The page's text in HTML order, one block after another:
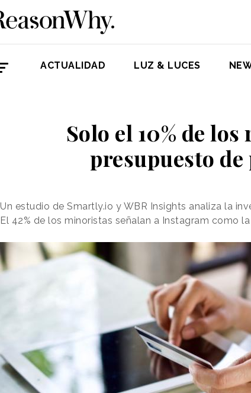
ACTUALIDAD LUZ & LUCES
Solo el 10% de
presupuesto
Un estudio de Smartly.io y WBR Insights analiza la
El 42% de los minoristas señalan a Instagram como